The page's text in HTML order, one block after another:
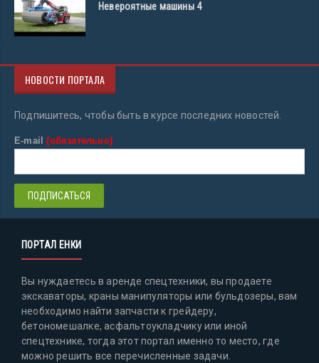
Невероятные машины 4
НОВОСТИ ПОРТАЛА
Подпишитесь, чтобы быть в курсе последних новостей.
E-mail(обязательно)
ПОРТАЛ ЕНКИ
Вы нуждаетесь в аренде спецтехники, вы продаете
экскаваторы, краны манипуляторы или бульдозеры, вам
необходимо найти запчасти к грейдеру,
бетономешалке, асфальтоукладчику или иной
спецтехнике, тогда этот портал именно то место, где
можно решить все перечисленные задачи.